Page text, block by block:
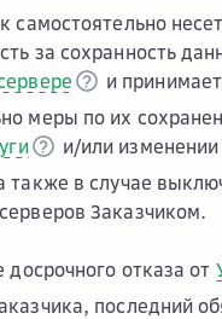
самостоятельно несет
за сохранность
и принимает
меры по их
и/или изменении
также в случае
Заказчиком.
отказа от
последний